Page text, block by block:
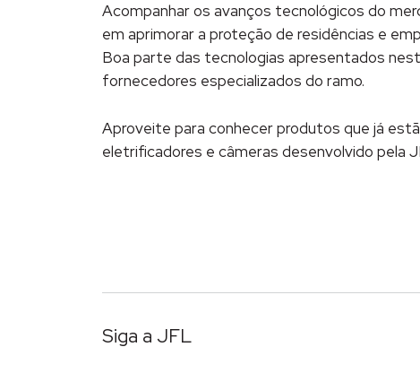
Acompanhar os avanços tecnológicos do
em aprimorar a proteção de residências e
Boa parte das tecnologias apresentados
fornecedores especializados do ramo.
Aproveite para conhecer produtos que já
eletrificadores e câmeras desenvolvido pela
Siga a JFL